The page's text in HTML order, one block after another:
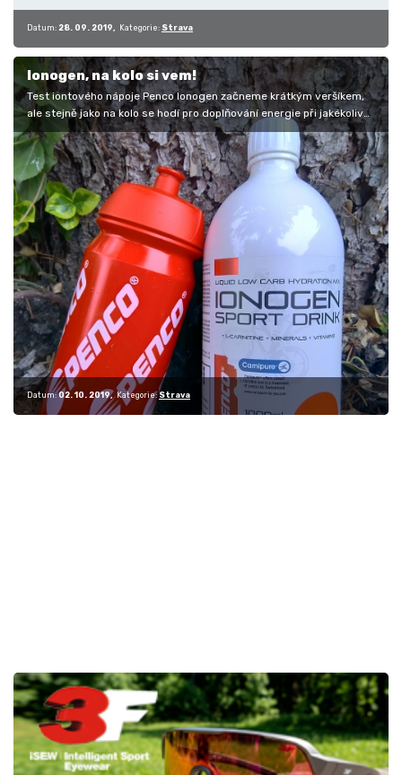
Datum: 28. 09. 2019 Kategorie: Strava
Ionogen, na kolo si vem!
Test iontového nápoje Penco Ionogen začneme krátkým veršíkem,
ale stejně jako na kolo se hodí pro doplňování energie při jakékoliv
jiné…
Datum: 02. 10. 2019 Kategorie: Strava